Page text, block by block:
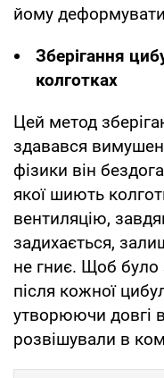
йому
Зберігання
колготках
Цей метод
здавався
фізики він
якої шиють
вентиляцію,
задихається,
не гниє. Щоб було
після кожної
утворюючи довгі
розвішували в